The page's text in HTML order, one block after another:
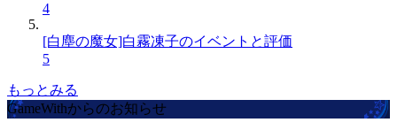
4
[白塵の魔女]白霧凍子のイベントと評価
5
もっとみる
GameWithからのお知らせ